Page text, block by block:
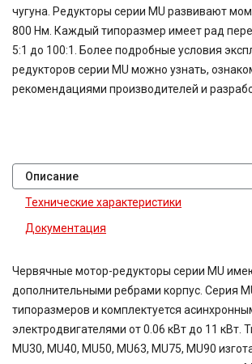
81,64
81,92
83,15
90,7
189
189,3
225
400
чугуна. Редукторы серии MU развивают
800 Нм. Каждый типоразмер имеет рад
5:1 до 100:1. Более подробные условия
редукторов серии MU можно узнать,
рекомендациями производителей и
Описание
Технические характеристики
Документация
Червячные мотор-редукторы серии MU
дополнительными ребрами корпус. Серия
типоразмеров и комплектуется
электродвигателями от 0.06 кВт до 11 кВт.
MU30, MU40, MU50, MU63, MU75, MU90